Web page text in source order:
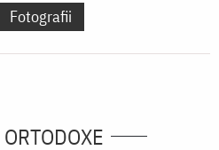
Fotografii